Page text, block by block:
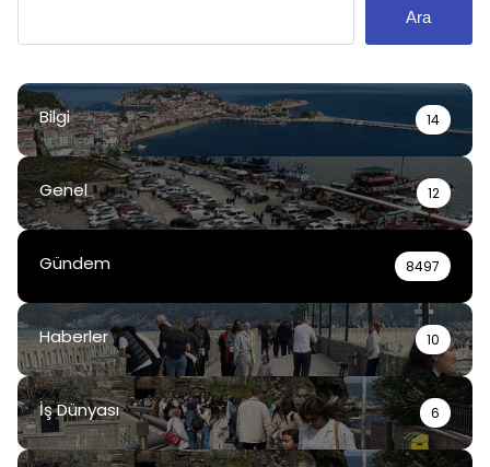
Ara
Bilgi 14
Genel 12
Gündem 8497
Haberler 10
İş Dünyası 6